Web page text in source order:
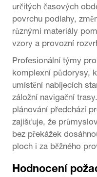
určitých časových
povrchu podlahy,
různými materiály
vzory a provozní
Profesionální týmy
komplexní půdorysy,
umístění nabíjecích
záložní navigační
plánování předchází
zajišťuje, že
bez překážek
ploch i za běžného
Hodnocení